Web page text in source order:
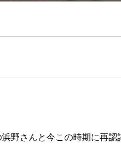
野さんと今この時期に再認